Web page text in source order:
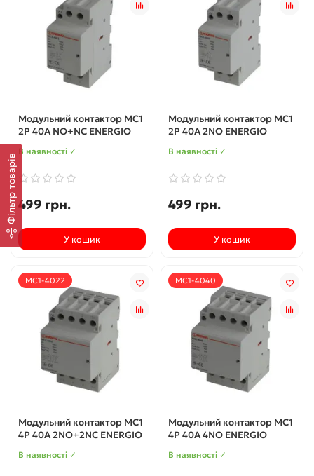
Фільтр товарів
Модульний контактор MC1
2P 40A NO+NC ENERGIO
В наявності ✓
499 грн.
У кошик
Модульний контактор MC1
2P 40A 2NO ENERGIO
В наявності ✓
499 грн.
У кошик
MC1-4022
Модульний контактор MC1
4P 40A 2NO+2NC ENERGIO
В наявності ✓
MC1-4040
Модульний контактор MC1
4P 40A 4NO ENERGIO
В наявності ✓